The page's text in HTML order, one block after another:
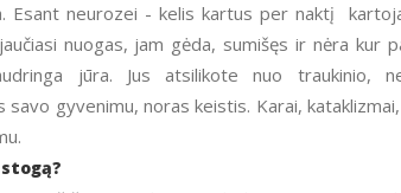
Esant neurozei - kelis kartus per naktį
nuogas, jam gėda, sumišęs ir nėra kur
jūra. Jus atsilikote nuo traukinio,
savo gyvenimu, noras keistis. Karai,